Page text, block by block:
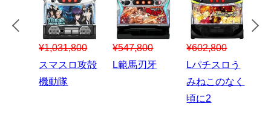
¥547,800
スマスロハナ
ビ
¥150,000
スマスロ秘宝
¥1,867,800
Lパチスロ 炎
炎ノ消防隊2